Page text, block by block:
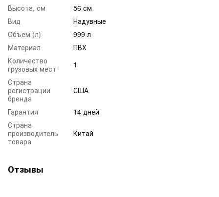
Высота, см
56 см
Вид
Надувные
Объем (л)
999 л
Материал
ПВХ
Количество
грузовых мест
1
Страна
регистрации
бренда
США
Гарантия
14 дней
Страна-
производитель
товара
Китай
Отзывы